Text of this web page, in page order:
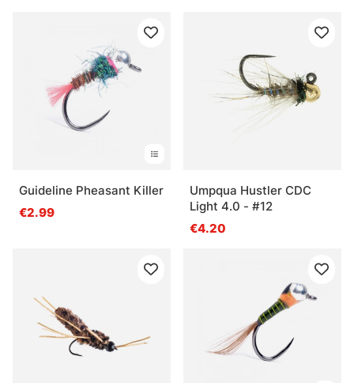
Guideline Pheasant Killer
€2.99
Umpqua Hustler CDC
Light 4.0 - #12
€4.20